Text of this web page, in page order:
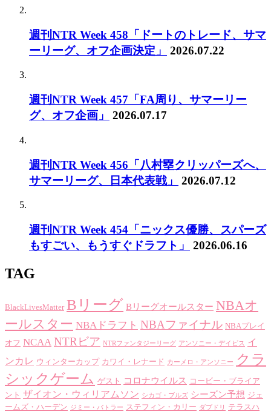
週刊NTR Week 458「ドートのトレード、サマ
ーリーグ、オフ企画決定」
2026.07.22
週刊NTR Week 457「FA周り、サマーリー
グ、オフ企画」
2026.07.17
週刊NTR Week 456「八村塁クリッパーズへ、
サマーリーグ、日本代表戦」
2026.07.12
週刊NTR Week 454「ニックス優勝、スパーズ
もすごい、もうすぐドラフト」
2026.06.16
TAG
BlackLivesMatter Bリーグ Bリーグオールスター NBAオ
ールスター NBAドラフト NBAファイナル NBAプレイ
オフ NCAA NTRビア NTRファンタジーリーグ アンソニー・デイビス
イ
ンカレ ウィンターカップ カワイ・レナード カーメロ・アンソニー
クラ
シックゲーム ゲスト コロナウイルス
コービー・ブライア
ント ザイオン・ウィリアムソン シカゴ・ブルズ シーズン予想 ジェ
ームズ・ハーデン ジミー・バトラー ステフィン・カリー ダブドリ
テラスハ